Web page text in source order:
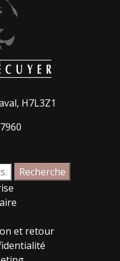
H7L3Z1
Recherche
et retour